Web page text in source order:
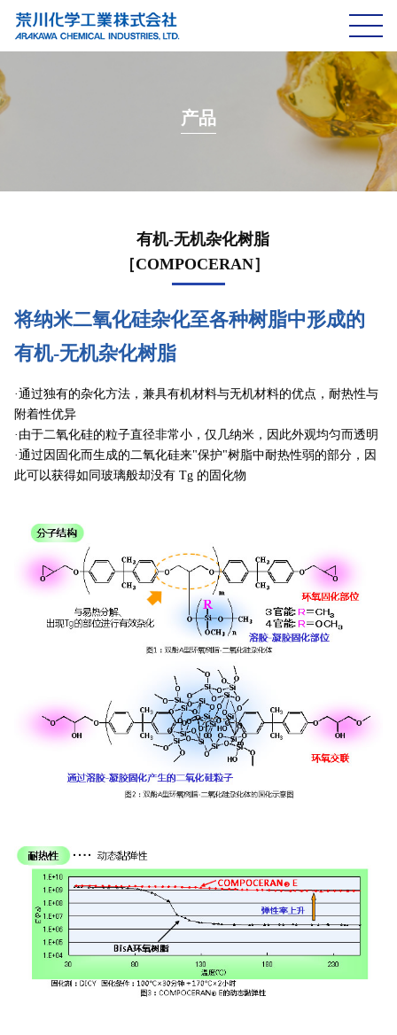
研发与技术
联系我们 JP EN
产品
有机-无机杂化树脂
［COMPOCERAN］
将纳米二氧化硅杂化至各种树脂中形成的
有机-无机杂化树脂
·通过独有的杂化方法，兼具有机材料与无机材料的优点，耐热性与
附着性优异
·由于二氧化硅的粒子直径非常小，仅几纳米，因此外观均匀而透明
·通过因固化而生成的二氧化硅来"保护"树脂中耐热性弱的部分，因
此可以获得如同玻璃般却没有 Tg 的固化物